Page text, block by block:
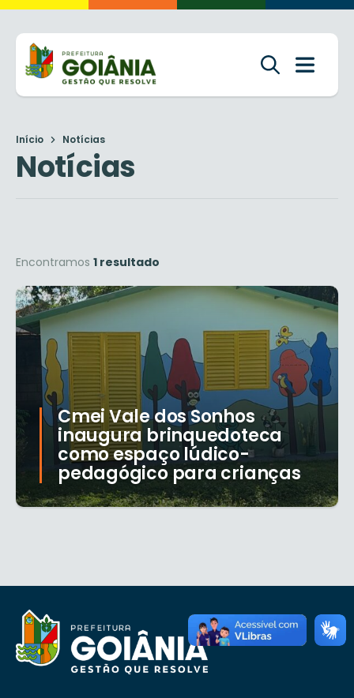
Início Notícias
Notícias
Encontramos 1 resultado
Cmei Vale dos Sonhos
inaugura brinquedoteca
como espaço lúdico-
pedagógico para crianças